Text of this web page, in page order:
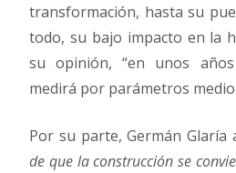
transformación, hasta su
todo, su bajo impacto en la
su opinión, “en unos
medirá por parámetros
Por su parte, Germán Glaría
de que la construcción se